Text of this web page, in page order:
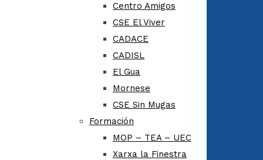
Centro Amigos
CSE El Viver
CADACE
CADISL
El Gua
Mornese
CSE Sin Mugas
Formación
MOP – TEA – UEC
Xarxa la Finestra